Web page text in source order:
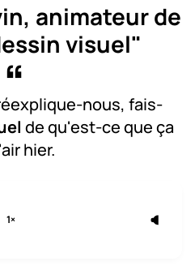
animateur de
visuel"
nous, fais-
de qu'est-ce que ça
hier.
1×